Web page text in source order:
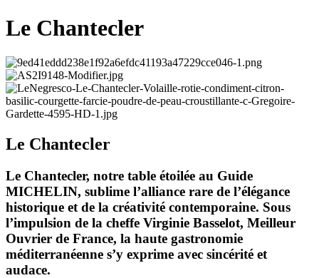
Le Chantecler
Le Chantecler
Le Chantecler, notre table étoilée au Guide
MICHELIN, sublime l’alliance rare de l’élégance
historique et de la créativité contemporaine. Sous
l’impulsion de la cheffe Virginie Basselot, Meilleur
Ouvrier de France, la haute gastronomie
méditerranéenne s’y exprime avec sincérité et
audace.